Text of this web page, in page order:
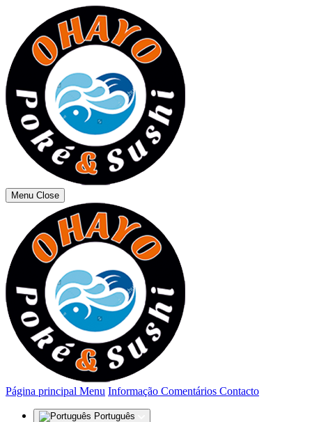
Menu Close
Página principal (actual)
Menu Informação Comentários Contacto
Português